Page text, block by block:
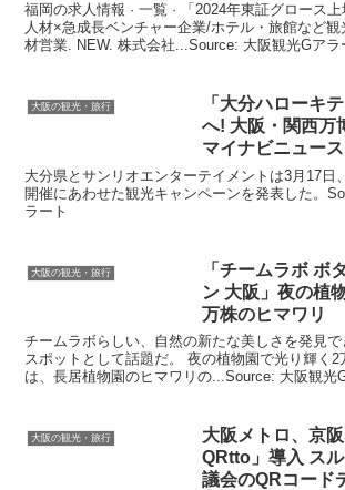
福岡の求人情報 · 一覧 · 「2024年東証グロース
人材×急成長ベンチャー企業/ホテル・旅館など観
材営業. NEW. 株式会社...Source: 大阪観光Gアラ
大阪の観光・旅行
「大分ハローキ
へ! 大阪 ・関西
マイナビニュース
大分県とサンリオエンターテイメントは3月17日
開催にあわせた観光キャンペーンを発表した。
ラート
大阪の観光・旅行
「チームラボ ボ
ン 大阪 」夜の植
万株のヒマワリ
チームラボらしい、自然の新たな美しさを発見
スポットとして話題だ。 夜の植物園で光り輝く2
は、長居植物園のヒマワリの...Source: 大阪観光
大阪の観光・旅行 大阪 メトロ、京
QRtto」導入 ス
議会のQRコード